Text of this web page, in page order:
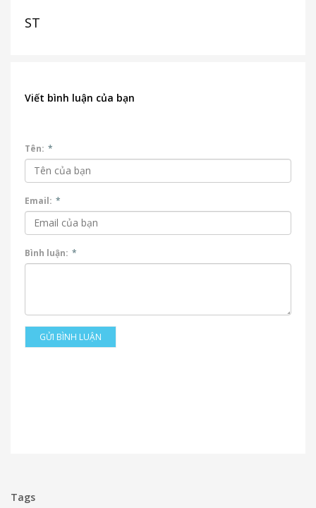
ST
Viết bình luận của bạn
Tên: *
Email: *
Bình luận: *
GỬI BÌNH LUẬN
Tags